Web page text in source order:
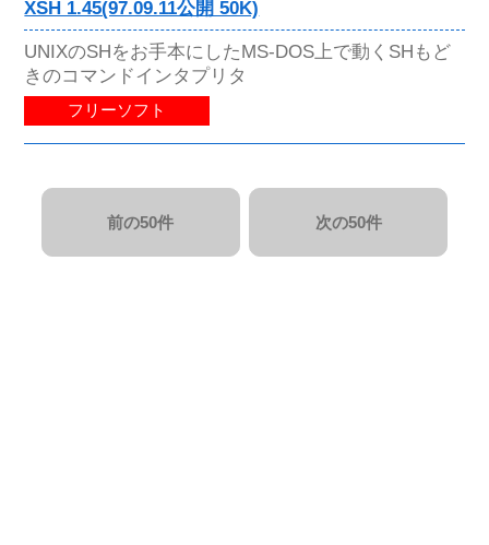
XSH 1.45(97.09.11公開 50K)
UNIXのSHをお手本にしたMS-DOS上で動くSHもど
きのコマンドインタプリタ
フリーソフト
前の50件 次の50件